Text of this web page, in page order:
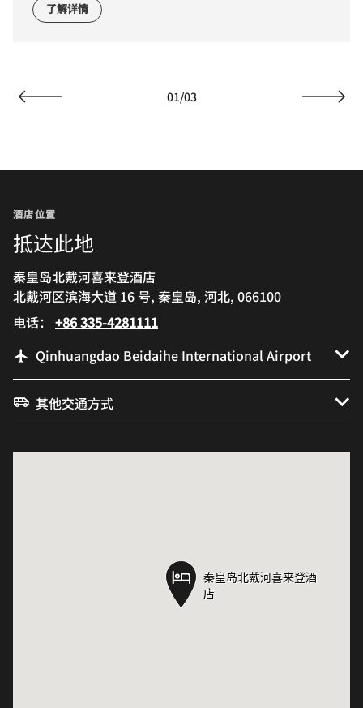
了解详情
01/03
酒店位置
抵达此地
秦皇岛北戴河喜来登酒店
北戴河区滨海大道 16 号, 秦皇岛, 河北, 066100
电话： +86 335-4281111
Qinhuangdao Beidaihe International Airport
其他交通方式
秦皇岛北戴河喜来登酒
店
秦皇岛北戴河喜来登酒
店